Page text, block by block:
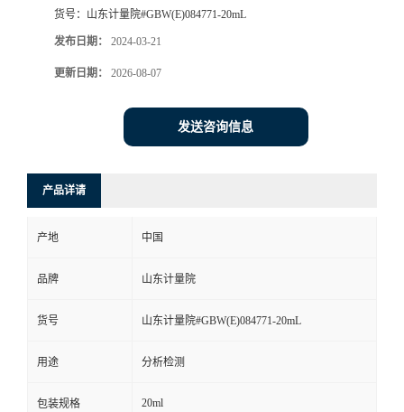
货号： 山东计量院#GBW(E)084771-20mL
发布日期： 2024-03-21
更新日期： 2026-08-07
发送咨询信息
产品详请
产地 中国
品牌 山东计量院
货号 山东计量院#GBW(E)084771-20mL
用途 分析检测
包装规格 20ml